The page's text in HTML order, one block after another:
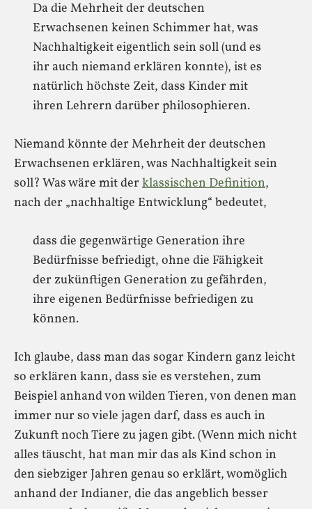
Da die Mehrheit der deutschen
Erwachsenen keinen Schimmer hat, was
Nachhaltigkeit eigentlich sein soll (und es
ihr auch niemand erklären konnte), ist es
natürlich höchste Zeit, dass Kinder mit
ihren Lehrern darüber philosophieren.
Niemand könnte der Mehrheit der deutschen
Erwachsenen erklären, was Nachhaltigkeit sein
soll? Was wäre mit der klassischen Definition,
nach der „nachhaltige Entwicklung“ bedeutet,
dass die gegenwärtige Generation ihre
Bedürfnisse befriedigt, ohne die Fähigkeit
der zukünftigen Generation zu gefährden,
ihre eigenen Bedürfnisse befriedigen zu
können.
Ich glaube, dass man das sogar Kindern ganz leicht
so erklären kann, dass sie es verstehen, zum
Beispiel anhand von wilden Tieren, von denen man
immer nur so viele jagen darf, dass es auch in
Zukunft noch Tiere zu jagen gibt. (Wenn mich nicht
alles täuscht, hat man mir das als Kind schon in
den siebziger Jahren genau so erklärt, womöglich
anhand der Indianer, die das angeblich besser